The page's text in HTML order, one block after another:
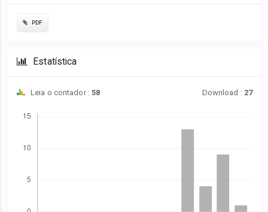
PDF
Estatística
Leia o contador : 58 Download : 27